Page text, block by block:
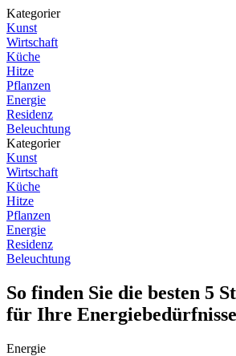
Kategorier
Kunst
Wirtschaft
Küche
Hitze
Pflanzen
Energie
Residenz
Beleuchtung
Kategorier
Kunst
Wirtschaft
Küche
Hitze
Pflanzen
Energie
Residenz
Beleuchtung
So finden Sie die besten 5
für Ihre Energiebedürfnisse
Energie